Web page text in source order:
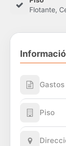
Flotante,
Piso